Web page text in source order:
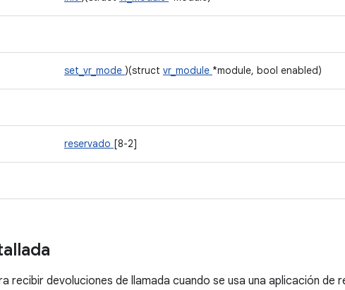
set_vr_mode )(struct vr_module *module, bool enabled)
reservado [8-2]
recibir devoluciones de llamada cuando se usa una aplicación de